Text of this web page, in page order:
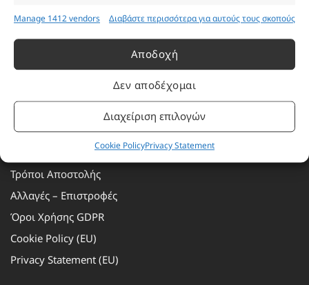
Manage 1412 vendors Διαβάστε περισσότερα για αυτούς τους σκοπούς
Αποδοχή
Δεν αποδέχομαι
Διαχείριση επιλογών
Cookie PolicyPrivacy Statement
Πρόγραμμα Ανταμοιβής
Επικοινωνία
Τρόποι Πληρωμής
Τρόποι Αποστολής
Αλλαγές – Επιστροφές
Όροι Χρήσης GDPR
Cookie Policy (EU)
Privacy Statement (EU)